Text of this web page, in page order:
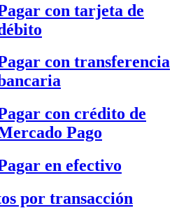
con tarjeta de
con transferencia
con crédito de
Pago
en efectivo
por transacción